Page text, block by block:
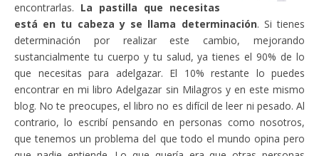
encontrarlas. La pastilla que necesitas
está en tu cabeza y se llama determinación. Si tienes
determinación por realizar este cambio, mejorando
sustancialmente tu cuerpo y tu salud, ya tienes el 90% de lo
que necesitas para adelgazar. El 10% restante lo puedes
encontrar en mi libro Adelgazar sin Milagros y en este mismo
blog. No te preocupes, el libro no es difícil de leer ni pesado. Al
contrario, lo escribí pensando en personas como nosotros,
que tenemos un problema del que todo el mundo opina pero